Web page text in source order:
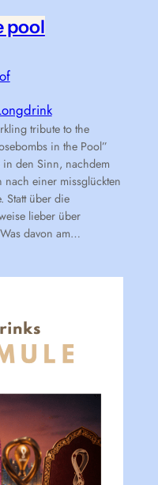
pool
tribute to the
in the Pool”
den Sinn, nachdem
einer missglückten
Statt über die
lieber über
davon am…